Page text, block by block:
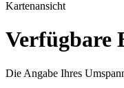
Kartenansicht
Verfügbare
Die Angabe Ihres